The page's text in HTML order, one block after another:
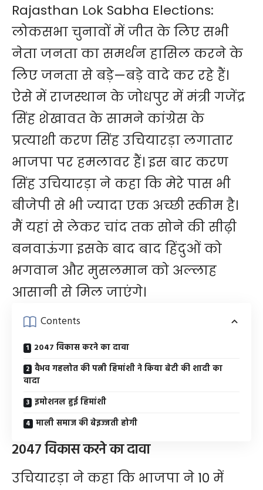
Rajasthan Lok Sabha Elections:
लोकसभा चुनावों में जीत के लिए सभी
नेता जनता का समर्थन हासिल करने के
लिए जनता से बड़े—बड़े वादे कर रहे हैं।
ऐसे में राजस्थान के जोधपुर में मंत्री गजेंद्र
सिंह शेखावत के सामने कांग्रेस के
प्रत्याशी करण सिंह उचियारड़ा लगातार
भाजपा पर हमलावर हैं। इस बार करण
सिंह उचियारड़ा ने कहा कि मेरे पास भी
बीजेपी से भी ज्यादा एक अच्छी स्कीम है।
मैं यहां से लेकर चांद तक सोने की सीढ़ी
बनवाऊंगा इसके बाद बाद हिंदुओं को
भगवान और मुसलमान को अल्लाह
आसानी से मिल जाएंगे।
Contents
2047 विकास करने का दावा
वैभव गहलोत की पत्नी हिमांशी ने किया बेटी की शादी का
वादा
इमोशनल हुई हिमांशी
माली समाज की बेइज्जती होगी
2047 विकास करने का दावा
उचियारड़ा ने कहा कि भाजपा ने 10 में